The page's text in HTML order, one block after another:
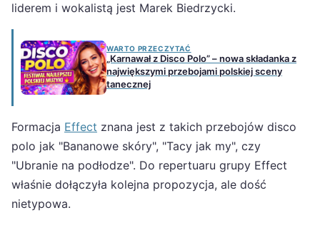
liderem i wokalistą jest Marek Biedrzycki.
WARTO PRZECZYTAĆ
„Karnawał z Disco Polo” – nowa składanka z
największymi przebojami polskiej sceny
tanecznej
Formacja Effect znana jest z takich przebojów disco
polo jak "Bananowe skóry", "Tacy jak my", czy
"Ubranie na podłodze". Do repertuaru grupy Effect
właśnie dołączyła kolejna propozycja, ale dość
nietypowa.